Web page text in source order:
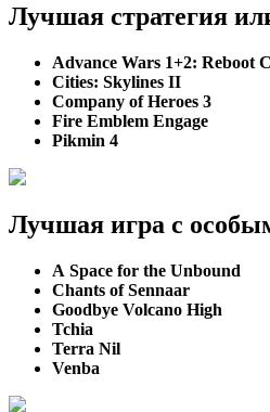
Лучшая стратегия
Advance Wars 1+2: Reboot
Cities: Skylines II
Company of Heroes 3
Fire Emblem Engage
Pikmin 4
Лучшая игра с
A Space for the Unbound
Chants of Sennaar
Goodbye Volcano High
Tchia
Terra Nil
Venba